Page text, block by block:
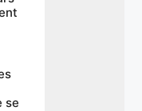
se